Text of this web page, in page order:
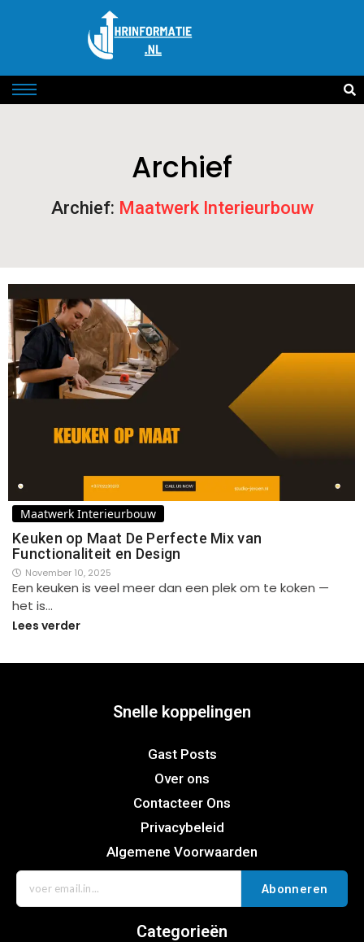
Archief
Archief: Maatwerk Interieurbouw
Maatwerk Interieurbouw
Keuken op Maat De Perfecte Mix van
Functionaliteit en Design
November 10, 2025
Een keuken is veel meer dan een plek om te koken —
het is…
Lees verder
Snelle koppelingen
Gast Posts
Over ons
Contacteer Ons
Privacybeleid
Algemene Voorwaarden
Abonneren
Categorieën